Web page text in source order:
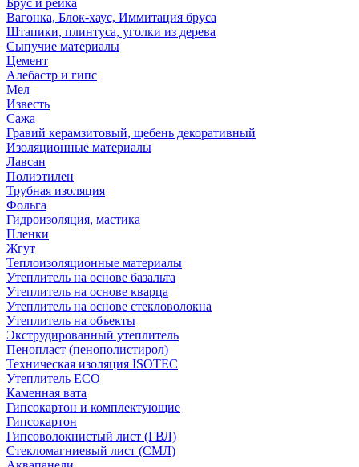
Брус и рейка
Вагонка, Блок-хаус, Иммитация бруса
Штапики, плинтуса, уголки из дерева
Сыпучие материалы
Цемент
Алебастр и гипс
Мел
Известь
Сажа
Гравий керамзитовый, щебень декоративный
Изоляционные материалы
Лавсан
Полиэтилен
Трубная изоляция
Фольга
Гидроизоляция, мастика
Пленки
Жгут
Теплоизоляционные материалы
Утеплитель на основе базальта
Утеплитель на основе кварца
Утеплитель на основе стекловолокна
Утеплитель на объекты
Экструдированный утеплитель
Пенопласт (пенополистирол)
Техническая изоляция ISOTEC
Утеплитель ECO
Каменная вата
Гипсокартон и комплектующие
Гипсокартон
Гипсоволокнистый лист (ГВЛ)
Стекломагниевый лист (СМЛ)